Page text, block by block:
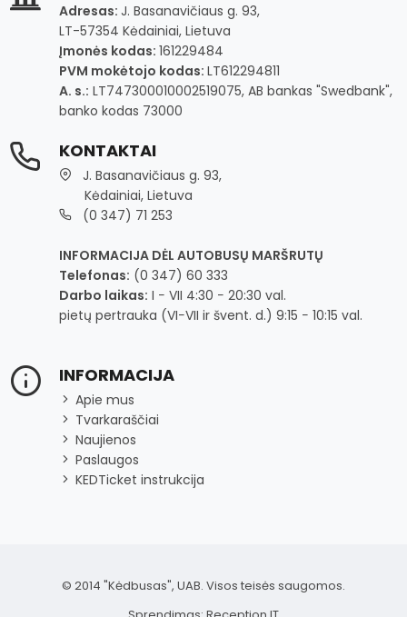
Adresas: J. Basanavičiaus g. 93,
LT-57354 Kėdainiai, Lietuva
Įmonės kodas: 161229484
PVM mokėtojo kodas: LT612294811
A. s.: LT747300010002519075, AB bankas "Swedbank",
banko kodas 73000
KONTAKTAI
J. Basanavičiaus g. 93,
Kėdainiai, Lietuva
(0 347) 71 253
INFORMACIJA DĖL AUTOBUSŲ MARŠRUTŲ
Telefonas: (0 347) 60 333
Darbo laikas: I − VII 4:30 − 20:30 val.
pietų pertrauka (VI−VII ir švent. d.) 9:15 − 10:15 val.
INFORMACIJA
Apie mus
Tvarkaraščiai
Naujienos
Paslaugos
KEDTicket instrukcija
© 2014 "Kėdbusas", UAB. Visos teisės saugomos.